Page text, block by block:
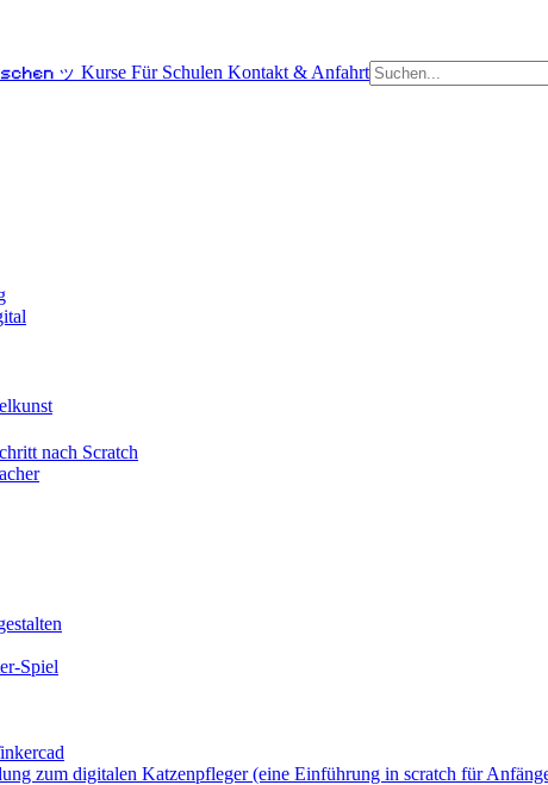
ッ Kurse Für Schulen Kontakt & Anfahrt
nach Scratch
Spiel
zum digitalen Katzenpfleger (eine Einführung in scratch für